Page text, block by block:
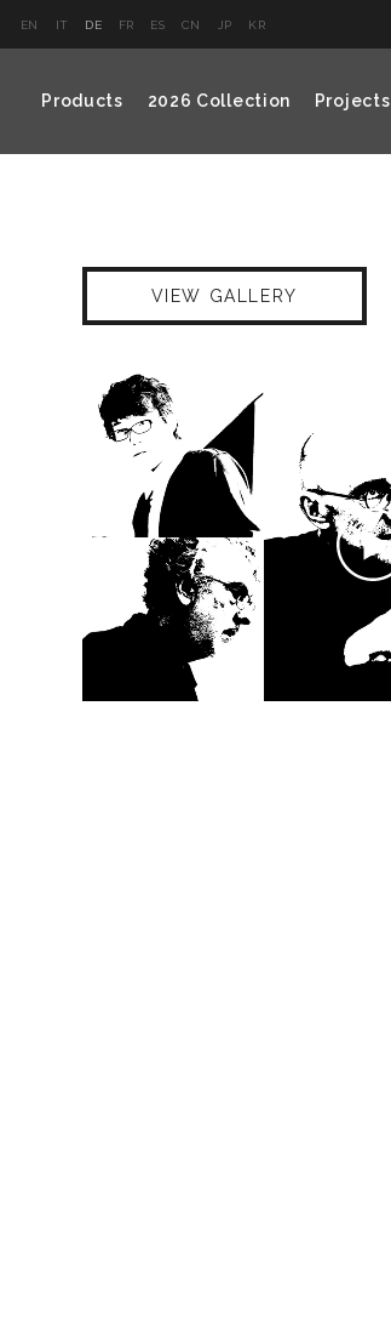
EN IT DE FR ES CN JP KR
Products 2026 Collection Projects
VIEW GALLERY